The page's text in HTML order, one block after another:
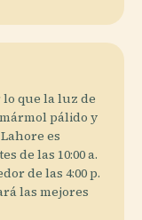
que la luz de
pálido y
es
de las 10:00 a.
de las 4:00 p.
las mejores